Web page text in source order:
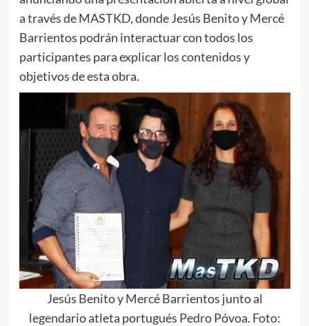
a través de MASTKD, donde Jesús Benito y Mercé
Barrientos podrán interactuar con todos los
participantes para explicar los contenidos y
objetivos de esta obra.
Jesús Benito y Mercé Barrientos junto al
legendario atleta portugués Pedro Póvoa. Foto: